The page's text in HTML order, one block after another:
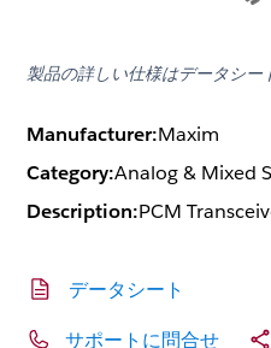
製品の詳しい仕様はデータシー
Manufacturer:Maxim
Category:Analog & Mixed
Description:PCM
データシート
サポートに問合せ